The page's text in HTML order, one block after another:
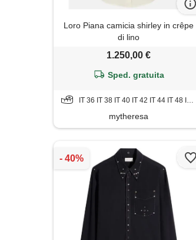
Loro Piana camicia shirley in crêpe
di lino
1.250,00 €
Sped. gratuita
IT 36 IT 38 IT 40 IT 42 IT 44 IT 48 IT 50
mytheresa